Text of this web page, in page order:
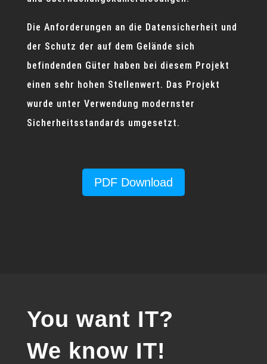
Die Anforderungen an die Datensicherheit und
der Schutz der auf dem Gelände sich
befindenden Güter haben bei diesem Projekt
einen sehr hohen Stellenwert. Das Projekt
wurde unter Verwendung modernster
Sicherheitsstandards umgesetzt.
PDF Download
You want IT?
We know IT!